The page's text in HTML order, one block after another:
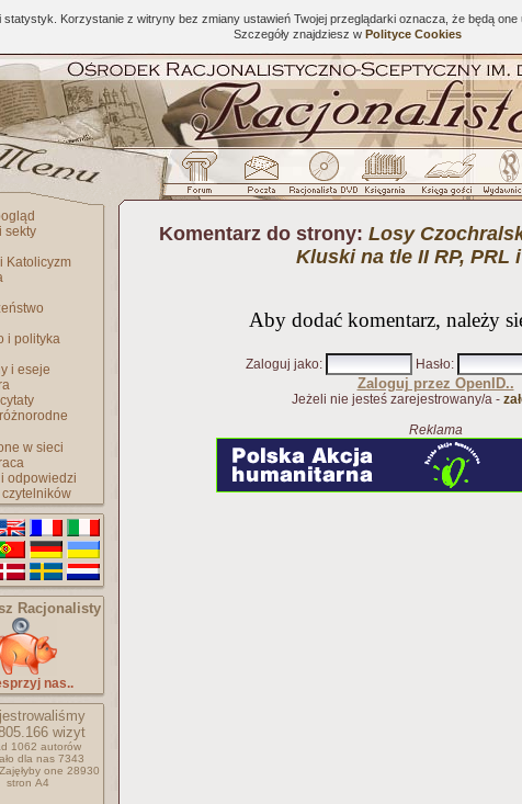
Korzystanie z witryny bez zmiany ustawień Twojej przeglądarki oznacza, że będą
Szczegóły znajdziesz w Polityce Cookies
sekty
i Katolicyzm
i polityka
i eseje
w sieci
odpowiedzi
czytelników
Racjonalisty
nas..
wizyt
1062 autorów
dla nas 7343
Zajęłyby one 28930
stron A4
Komentarz do strony: Losy
Kluski na tle II RP, PRL
Aby dodać komentarz, należy
Zaloguj jako: Hasło:
Zaloguj przez OpenID..
Jeżeli nie jesteś zarejestrowany/a -
Reklama